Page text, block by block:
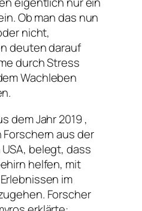
Ob man das nun
nicht,
deuten darauf
durch Stress
Wachleben
dem Jahr 2019 ,
aus der
belegt, dass
helfen, mit
im
Forscher